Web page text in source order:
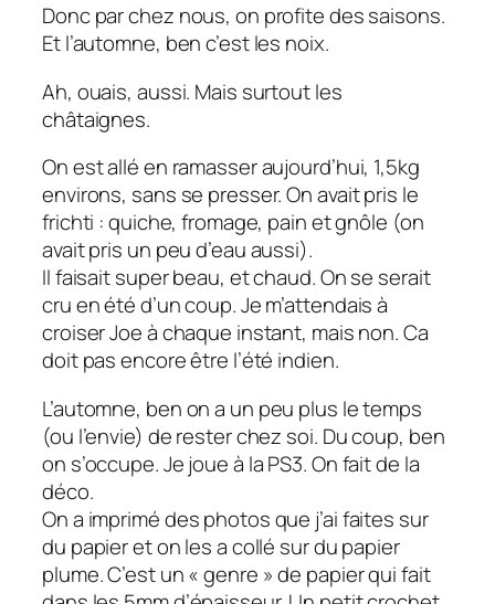
Donc par chez nous, on profite des saisons.
Et l’automne, ben c’est les noix.
Ah, ouais, aussi. Mais surtout les
châtaignes.
On est allé en ramasser aujourd’hui, 1,5kg
environs, sans se presser. On avait pris le
frichti : quiche, fromage, pain et gnôle (on
avait pris un peu d’eau aussi).
Il faisait super beau, et chaud. On se serait
cru en été d’un coup. Je m’attendais à
croiser Joe à chaque instant, mais non. Ca
doit pas encore être l’été indien.
L’automne, ben on a un peu plus le temps
(ou l’envie) de rester chez soi. Du coup, ben
on s’occupe. Je joue à la PS3. On fait de la
déco.
On a imprimé des photos que j’ai faites sur
du papier et on les a collé sur du papier
plume. C’est un « genre » de papier qui fait